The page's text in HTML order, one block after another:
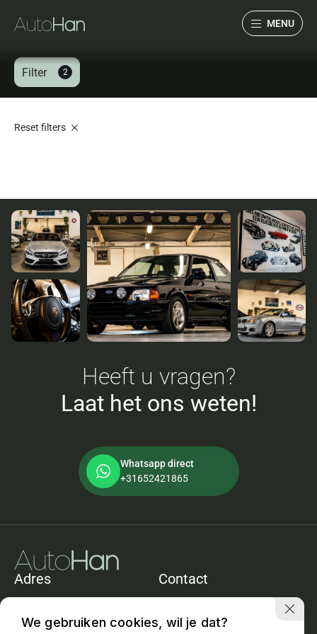
MENU
Verkocht
Contact
Filter 2
Reset filters
Heeft u vragen?
Laat het ons weten!
Whatsapp direct
+31652421865
Adres
1161ACZwanenburg
Contact
info@autohan.nl
We gebruiken cookies, wil je dat?